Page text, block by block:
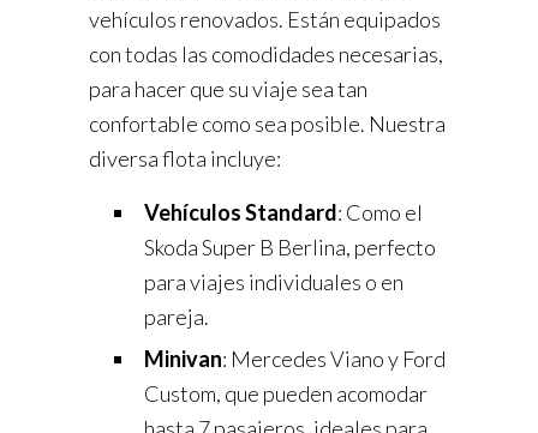
vehículos renovados. Están equipados
con todas las comodidades necesarias,
para hacer que su viaje sea tan
confortable como sea posible. Nuestra
diversa flota incluye:
Vehículos Standard: Como el
Skoda Super B Berlina, perfecto
para viajes individuales o en
pareja.
Minivan: Mercedes Viano y Ford
Custom, que pueden acomodar